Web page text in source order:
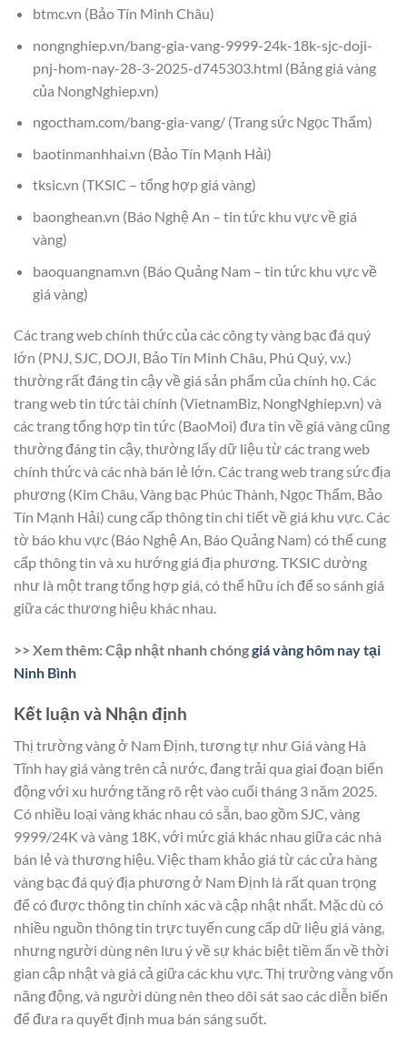
btmc.vn (Bảo Tín Minh Châu)
nongnghiep.vn/bang-gia-vang-9999-24k-18k-sjc-doji-
pnj-hom-nay-28-3-2025-d745303.html (Bảng giá vàng
của NongNghiep.vn)
ngoctham.com/bang-gia-vang/ (Trang sức Ngọc Thẩm)
baotinmanhhai.vn (Bảo Tín Mạnh Hải)
tksic.vn (TKSIC – tổng hợp giá vàng)
baonghean.vn (Báo Nghệ An – tin tức khu vực về giá
vàng)
baoquangnam.vn (Báo Quảng Nam – tin tức khu vực về
giá vàng)
Các trang web chính thức của các công ty vàng bạc đá quý
lớn (PNJ, SJC, DOJI, Bảo Tín Minh Châu, Phú Quý, v.v.)
thường rất đáng tin cậy về giá sản phẩm của chính họ. Các
trang web tin tức tài chính (VietnamBiz, NongNghiep.vn) và
các trang tổng hợp tin tức (BaoMoi) đưa tin về giá vàng cũng
thường đáng tin cậy, thường lấy dữ liệu từ các trang web
chính thức và các nhà bán lẻ lớn. Các trang web trang sức địa
phương (Kim Châu, Vàng bạc Phúc Thành, Ngọc Thẩm, Bảo
Tín Mạnh Hải) cung cấp thông tin chi tiết về giá khu vực. Các
tờ báo khu vực (Báo Nghệ An, Báo Quảng Nam) có thể cung
cấp thông tin và xu hướng giá địa phương. TKSIC dường
như là một trang tổng hợp giá, có thể hữu ích để so sánh giá
giữa các thương hiệu khác nhau.
>> Xem thêm: Cập nhật nhanh chónggiá vàng hôm nay tại
Ninh Bình
Kết luận và Nhận định
Thị trường vàng ở Nam Định, tương tự như Giá vàng Hà
Tĩnh hay giá vàng trên cả nước, đang trải qua giai đoạn biến
động với xu hướng tăng rõ rệt vào cuối tháng 3 năm 2025.
Có nhiều loại vàng khác nhau có sẵn, bao gồm SJC, vàng
9999/24K và vàng 18K, với mức giá khác nhau giữa các nhà
bán lẻ và thương hiệu. Việc tham khảo giá từ các cửa hàng
vàng bạc đá quý địa phương ở Nam Định là rất quan trọng
để có được thông tin chính xác và cập nhật nhất. Mặc dù có
nhiều nguồn thông tin trực tuyến cung cấp dữ liệu giá vàng,
nhưng người dùng nên lưu ý về sự khác biệt tiềm ẩn về thời
gian cập nhật và giá cả giữa các khu vực. Thị trường vàng vốn
năng động, và người dùng nên theo dõi sát sao các diễn biến
để đưa ra quyết định mua bán sáng suốt.